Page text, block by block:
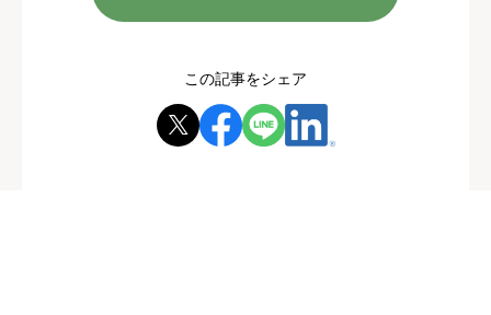
この記事をシェア